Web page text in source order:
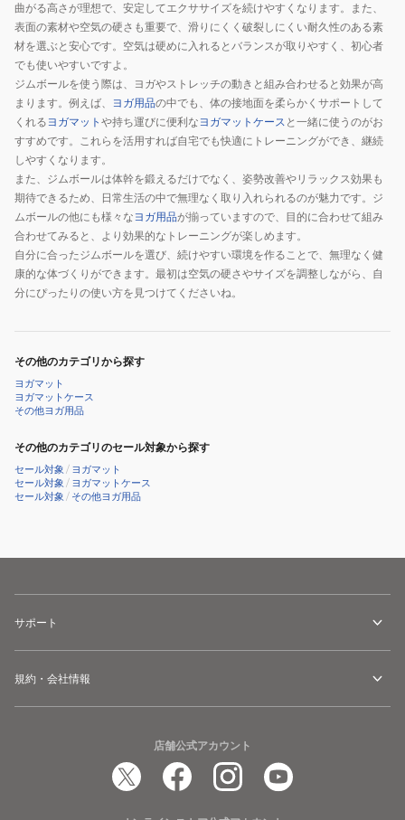
曲がる高さが理想で、安定してエクササイズを続けやすくなります。また、
表面の素材や空気の硬さも重要で、滑りにくく破裂しにくい耐久性のある素
材を選ぶと安心です。空気は硬めに入れるとバランスが取りやすく、初心者
でも使いやすいですよ。
ジムボールを使う際は、ヨガやストレッチの動きと組み合わせると効果が高
まります。例えば、 ヨガ用品の中でも、体の接地面を柔らかくサポートして
くれるヨガマット や持ち運びに便利なヨガマットケース と一緒に使うのがお
すすめです。これらを活用すれば自宅でも快適にトレーニングができ、継続
しやすくなります。
また、ジムボールは体幹を鍛えるだけでなく、姿勢改善やリラックス効果も
期待できるため、日常生活の中で無理なく取り入れられるのが魅力です。ジ
ムボールの他にも様々なヨガ用品が揃っていますので、目的に合わせて組み
合わせてみると、より効果的なトレーニングが楽しめます。
自分に合ったジムボールを選び、続けやすい環境を作ることで、無理なく健
康的な体づくりができます。最初は空気の硬さやサイズを調整しながら、自
分にぴったりの使い方を見つけてくださいね。
その他のカテゴリから探す
ヨガマット
ヨガマットケース
その他ヨガ用品
その他のカテゴリのセール対象から探す
セール対象 / ヨガマット
セール対象 / ヨガマットケース
セール対象 / その他ヨガ用品
サポート
規約・会社情報
店舗公式アカウント